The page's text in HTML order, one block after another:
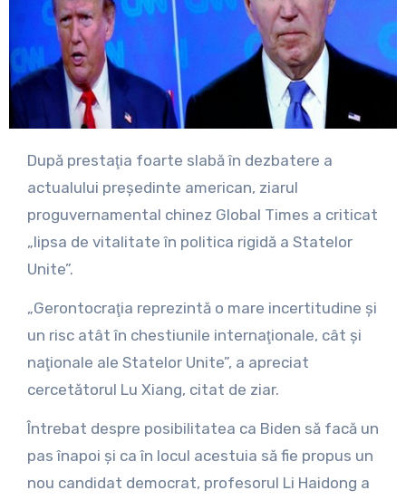
După prestaţia foarte slabă în dezbatere a
actualului preşedinte american, ziarul
proguvernamental chinez Global Times a criticat
„lipsa de vitalitate în politica rigidă a Statelor
Unite”.
„Gerontocraţia reprezintă o mare incertitudine şi
un risc atât în chestiunile internaţionale, cât şi
naţionale ale Statelor Unite”, a apreciat
cercetătorul Lu Xiang, citat de ziar.
Întrebat despre posibilitatea ca Biden să facă un
pas înapoi şi ca în locul acestuia să fie propus un
nou candidat democrat, profesorul Li Haidong a